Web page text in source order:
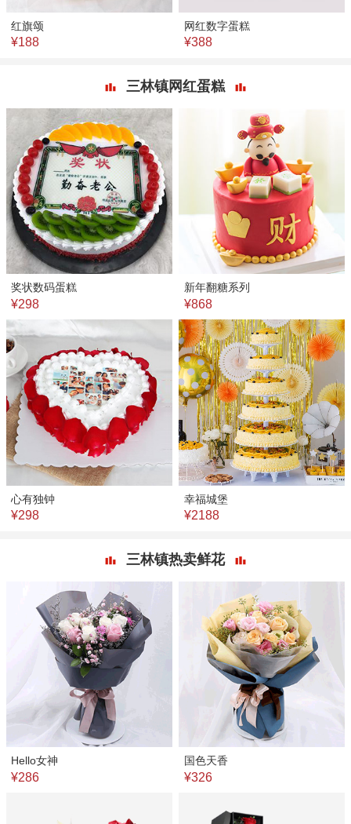
红旗颂
¥188
网红数字蛋糕
¥388
三林镇网红蛋糕
奖状数码蛋糕
¥298
新年翻糖系列
¥868
心有独钟
¥298
幸福城堡
¥2188
三林镇热卖鲜花
Hello女神
¥286
国色天香
¥326